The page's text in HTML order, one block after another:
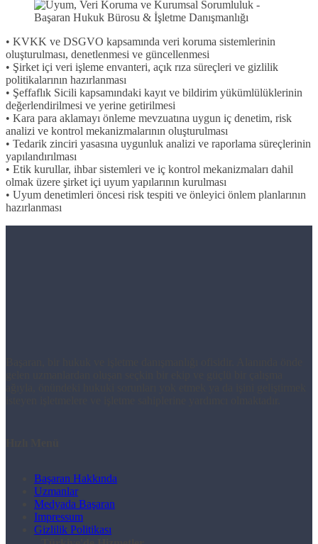
• KVKK ve DSGVO kapsamında veri koruma sistemlerinin
oluşturulması, denetlenmesi ve güncellenmesi
• Şirket içi veri işleme envanteri, açık rıza süreçleri ve gizlilik
politikalarının hazırlanması
• Şeffaflık Sicili kapsamındaki kayıt ve bildirim yükümlülüklerinin
değerlendirilmesi ve yerine getirilmesi
• Kara para aklamayı önleme mevzuatına uygun iç denetim, risk
analizi ve kontrol mekanizmalarının oluşturulması
• Tedarik zinciri yasasına uygunluk analizi ve raporlama süreçlerinin
yapılandırılması
• Etik kurullar, ihbar sistemleri ve iç kontrol mekanizmaları dahil
olmak üzere şirket içi uyum yapılarının kurulması
• Uyum denetimleri öncesi risk tespiti ve önleyici önlem planlarının
hazırlanması
Başaran Hakkında
Uzmanlar
Medyada Başaran
Impressum
Gizlilik Politikası